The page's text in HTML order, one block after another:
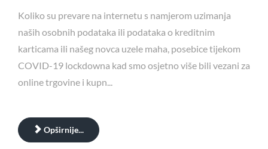
Koliko su prevare na internetu s namjerom uzimanja
naših osobnih podataka ili podataka o kreditnim
karticama ili našeg novca uzele maha, posebice tijekom
COVID-19 lockdowna kad smo osjetno više bili vezani za
online trgovine i kupn...
Opširnije...